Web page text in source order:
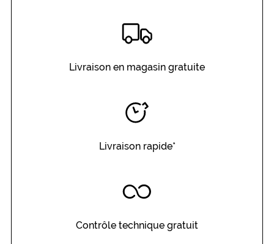
Livraison en magasin gratuite
Livraison rapide*
Contrôle technique gratuit